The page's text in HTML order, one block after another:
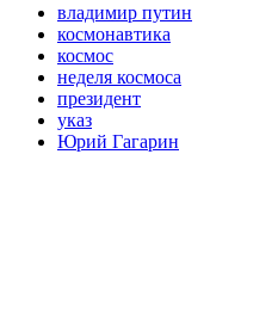
владимир путин
космонавтика
космос
неделя космоса
президент
указ
Юрий Гагарин